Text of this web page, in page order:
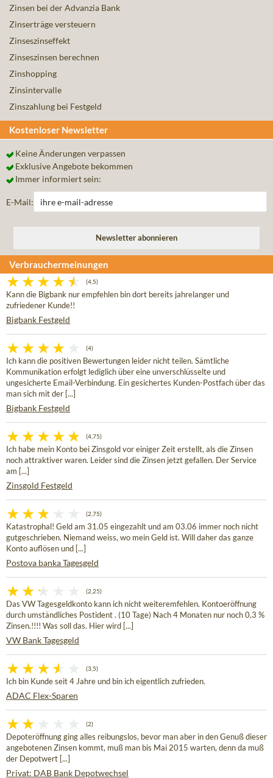
Zinsen bei der Advanzia Bank
Zinserträge versteuern
Zinseszinseffekt
Zinseszinsen berechnen
Zinshopping
Zinsintervalle
Zinszahlung bei Festgeld
Kostenloser Newsletter
Keine Änderungen verpassen
Exklusive Angebote bekommen
Immer informiert sein:
E-Mail:
Verbrauchermeinungen
(4,5)
Kann die Bigbank nur empfehlen bin dort bereits jahrelanger und
zufriedener Kunde!!
Bigbank Festgeld
(4)
Ich kann die positiven Bewertungen leider nicht teilen. Sämtliche
Kommunikation erfolgt lediglich über eine unverschlüsselte und
ungesicherte Email-Verbindung. Ein gesichertes Kunden-Postfach über das
man sich mit der [...]
Bigbank Festgeld
(4,75)
Ich habe mein Konto bei Zinsgold vor einiger Zeit erstellt, als die Zinsen
noch attraktiver waren. Leider sind die Zinsen jetzt gefallen. Der Service
am [...]
Zinsgold Festgeld
(2,75)
Katastrophal! Geld am 31.05 eingezahlt und am 03.06 immer noch nicht
gutgeschrieben. Niemand weiss, wo mein Geld ist. Will daher das ganze
Konto auflösen und [...]
Postova banka Tagesgeld
(2,25)
Das VW Tagesgeldkonto kann ich nicht weiteremfehlen. Kontoeröffnung
durch umständliches Postident . (10 Tage) Nach 4 Monaten nur noch 0,3 %
Zinsen.!!!! Was soll das. Hier wird [...]
VW Bank Tagesgeld
(3,5)
Ich bin Kunde seit 4 Jahre und bin ich eigentlich zufrieden.
ADAC Flex-Sparen
(2)
Depoteröffnung ging alles reibungslos, bevor man aber in den Genuß dieser
angebotenen Zinsen kommt, muß man bis Mai 2015 warten, denn da muß
der Depotwert [...]
Privat: DAB Bank Depotwechsel